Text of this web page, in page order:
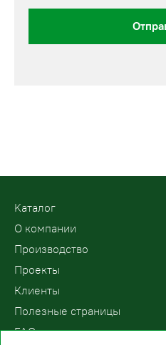
Kаталог
О компании
Производство
Проекты
Клиенты
Полезные страницы
FAQ